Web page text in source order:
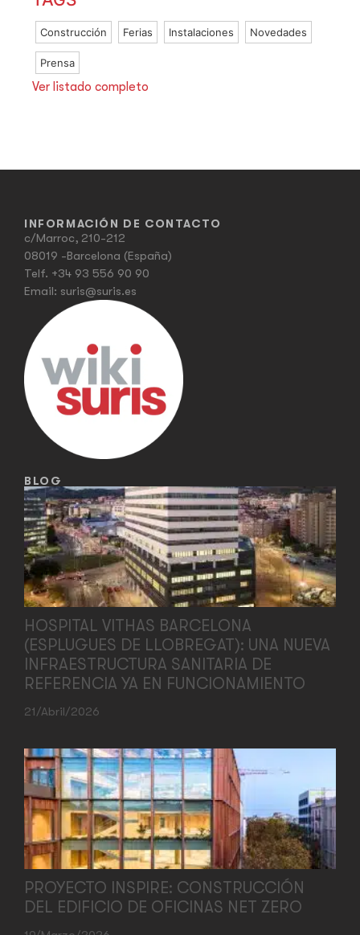
Construcción Ferias Instalaciones Novedades
Prensa
Ver listado completo
INFORMACIÓN DE CONTACTO
c/Marroc, 210-212
08019 -Barcelona (España)
Telf. +34 93 556 90 90
Email: suris@suris.es
BLOG
HOSPITAL VITHAS BARCELONA
(ESPLUGUES DE LLOBREGAT): UNA NUEVA
INFRAESTRUCTURA SANITARIA DE
REFERENCIA YA EN FUNCIONAMIENTO
21/abril/2026
PROYECTO INSPIRE: CONSTRUCCIÓN
DEL EDIFICIO DE OFICINAS NET ZERO